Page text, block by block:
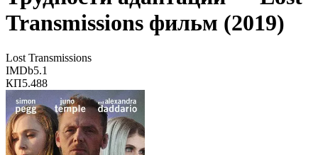
Transmissions фильм (2019)
Lost Transmissions
IMDb5.1
КП5.488